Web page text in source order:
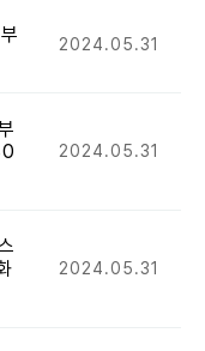
2024.05.31
2024.05.31
2024.05.31